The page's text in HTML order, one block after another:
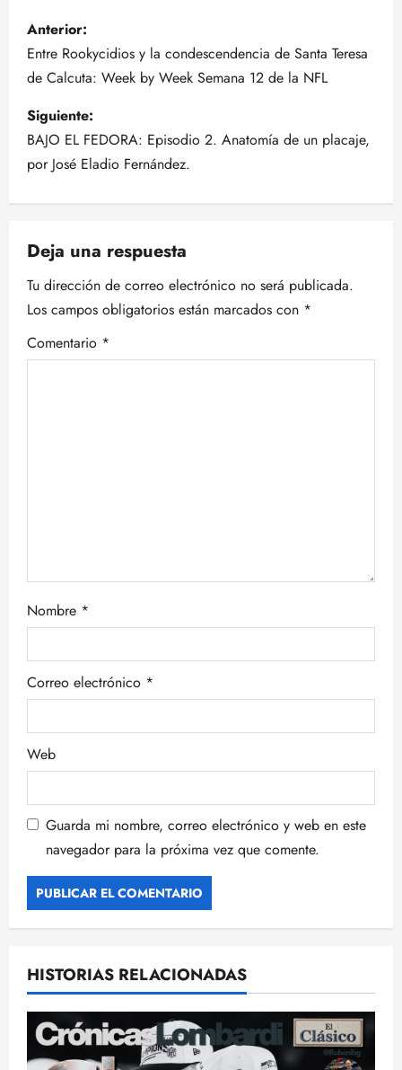
N
a
v
e
g
a
c
i
ó
n
r
a
d
a
s
Anterior:
Entre Rookycidios y la condescendencia de Santa Teresa
de Calcuta: Week by Week Semana 12 de la NFL
Siguiente:
BAJO EL FEDORA: Episodio 2. Anatomía de un placaje,
por José Eladio Fernández.
Deja una respuesta
Tu dirección de correo electrónico no será publicada.
Los campos obligatorios están marcados con *
Comentario *
Nombre *
Correo electrónico *
Web
Guarda mi nombre, correo electrónico y web en este
navegador para la próxima vez que comente.
HISTORIAS RELACIONADAS